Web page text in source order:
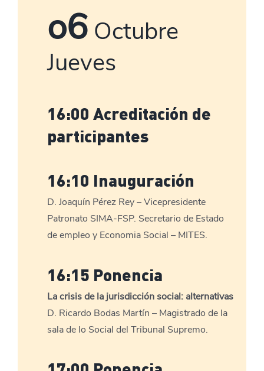
o6Octubre
Jueves
16:00 Acreditación de
participantes
16:10 Inauguración
D. Joaquín Pérez Rey – Vicepresidente
Patronato SIMA-FSP. Secretario de Estado
de empleo y Economia Social – MITES.
16:15 Ponencia
La crisis de la jurisdicción social: alternativas
D. Ricardo Bodas Martín – Magistrado de la
sala de lo Social del Tribunal Supremo.